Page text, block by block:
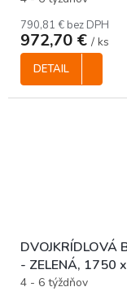
790,81 € bez DPH
972,70 € / ks
DETAIL
DVOJKRÍDLOVÁ
- ZELENÁ, 1750
mm
4 - 6 týždňov